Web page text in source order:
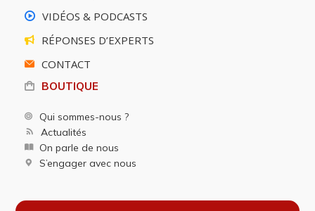
VIDÉOS & PODCASTS
RÉPONSES D’EXPERTS
CONTACT
BOUTIQUE
Qui sommes-nous ?
Actualités
On parle de nous
S’engager avec nous